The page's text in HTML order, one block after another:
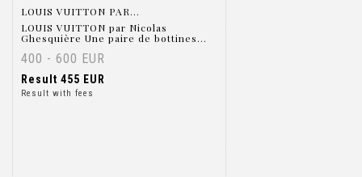
LOUIS VUITTON PAR...
LOUIS VUITTON par Nicolas
Ghesquière Une paire de bottines...
400 - 600 EUR
Result 455 EUR
Result with fees